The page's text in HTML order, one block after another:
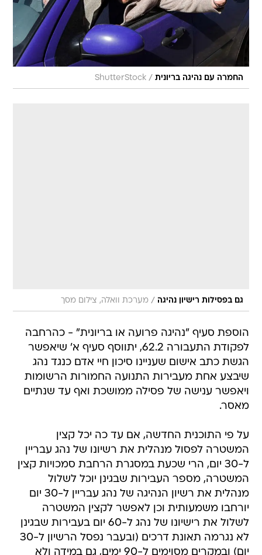
החמרה עם נהיגה בריונית /
ShutterStock
גם בפסילות רישיון נהיגה / מערכת וואלה, צילום מסך
הוספת סעיף "נהיגה פרועה או בריונית" - כהרחבה
לפקודת התעבורה 62.2, יתווסף סעיף א' שיאפשר
הגשת כתב אישום שעניינו סיכון חיי אדם כנגד נהג
שיבצע אחת מעבירות התנועה החמורות הרשומות
ויאפשר ענישה של פסילה ממושכת ואף עד שנתיים
מאסר.
על פי התוכנית החדשה, אם עד כה יכל קצין
המשטרה לפסול מנהלית את רשיונו של נהג עבריין
ל-30 יום, הרי שכעת במסגרת הרחבת סמכויות קצין
המשטרה, מספר העבירות שבגינן יוכל לשלול
מנהלית את רשיון הנהיגה של נהג עבריין ל-30 יום
יורחבו משמעותית וכן לאפשר לקצין המשטרה
לשלול את רישיונו של נהג ל-60 יום בעבירות שבגינן
לא נגרמה תאונת דרכים (ובעבר נפסל הרשיון ל-30
יום) ובמקרים מסוימים ל-90 ימים, גם במידה ולא